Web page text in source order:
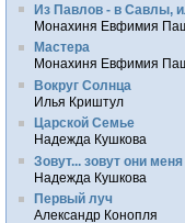
Из Павлов - в Савлы,
Монахиня Евфимия
Мастера
Монахиня Евфимия
Вокруг Солнца
Илья Криштул
Царской Семье
Надежда Кушкова
Зовут... зовут они меня
Надежда Кушкова
Первый луч
Александр Конопля